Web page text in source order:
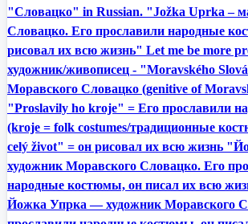
"Словацко" in Russian. "Jožka Uprka –
Словацко. Его прославили народные
рисовал их всю жизнь" Let me be more
художник/живописец - "Moravského
Моравского Словацко (genitive of
"Proslavily ho kroje" = Его прославили
(kroje = folk costumes/традиционные
celý život" = он рисовал их всю жизнь
художник Моравского Словацко. Его
народные костюмы, он писал их всю
Йожка Упрка — художник Моравского